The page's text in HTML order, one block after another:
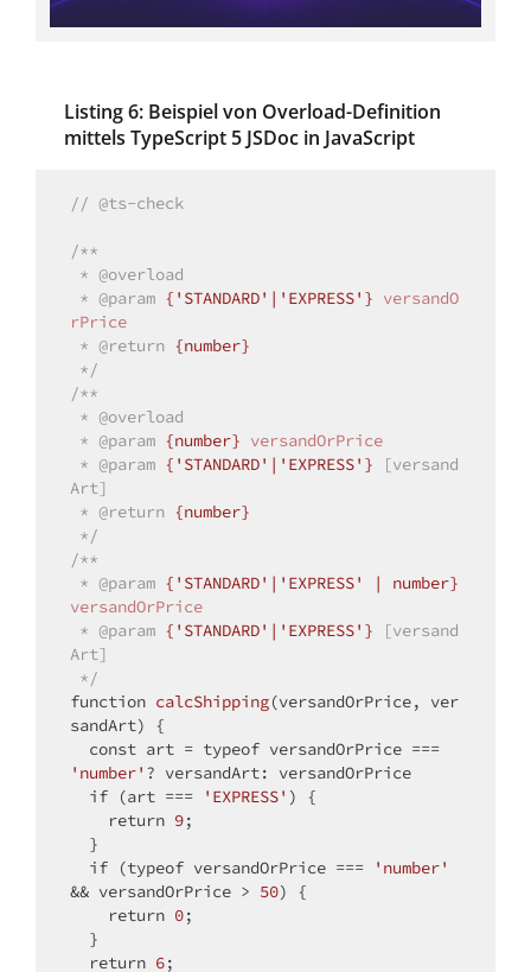
Listing 6: Beispiel von Overload-Definition
mittels TypeScript 5 JSDoc in JavaScript
// @ts-check
/**
* @overload
* @param {'STANDARD'|'EXPRESS'} versandO
rPrice
* @return {number}
*/
/**
* @overload
* @param {number} versandOrPrice
* @param {'STANDARD'|'EXPRESS'}
[versand
Art]
* @return {number}
*/
/**
* @param {'STANDARD'|'EXPRESS' | number}
versandOrPrice
* @param {'STANDARD'|'EXPRESS'}
[versand
Art]
*/
function calcShipping(versandOrPrice, ver
sandArt) {
const art = typeof
'number' ? versandArt: versandOrPrice
if (art === 'EXPRESS' ) {
return 9;
if (typeof versandOrPrice ===
'number'
&& versandOrPrice > 50) {
return 0;
return 6;